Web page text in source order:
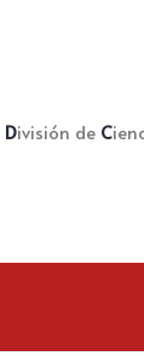
División de C